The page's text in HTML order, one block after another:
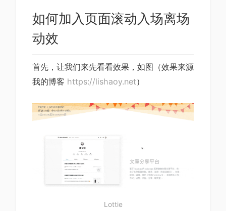
如何加入页面滚动入场离场
动效
首先，让我们来先看看效果，如图（效果来源
我的博客 https://lishaoy.net）
Lottie